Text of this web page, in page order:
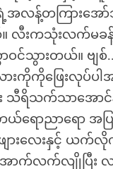
အလန့်တကြားအ
လီးကသုံးလက်မခ
ဝင်သွားတယ်။ ဗျစ်
းကိုကိုဖြေးလုပ်ပါ
သီရိသက်သာအော
ရောညာရော အ
ဖျားလေးနှင့် ယ
အောက်လက်လျိုပ